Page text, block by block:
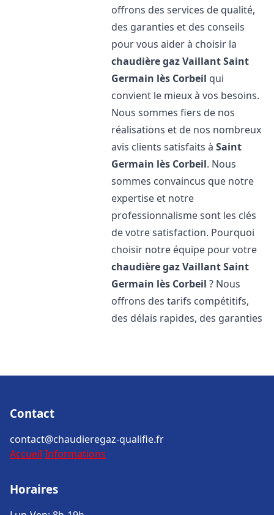
offrons des services de qualité,
des garanties et des conseils
pour vous aider à choisir la
chaudière gaz VaillantSaint
Germain lès Corbeil qui
convient le mieux à vos besoins.
Nous sommes fiers de nos
réalisations et de nos nombreux
avis clients satisfaits àSaint
Germain lès Corbeil. Nous
sommes convaincus que notre
expertise et notre
professionnalisme sont les clés
de votre satisfaction. Pourquoi
choisir notre équipe pour votre
chaudière gaz VaillantSaint
Germain lès Corbeil ? Nous
offrons des tarifs compétitifs,
des délais rapides, des garanties
Contact
contact@chaudieregaz-qualifie.fr
Accueil Informations
Horaires